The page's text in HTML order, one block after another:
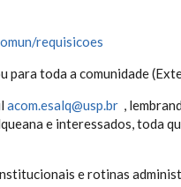
requisicoes
para toda a comunidade
acom.esalq@usp.br ,
e interessados,
e rotinas